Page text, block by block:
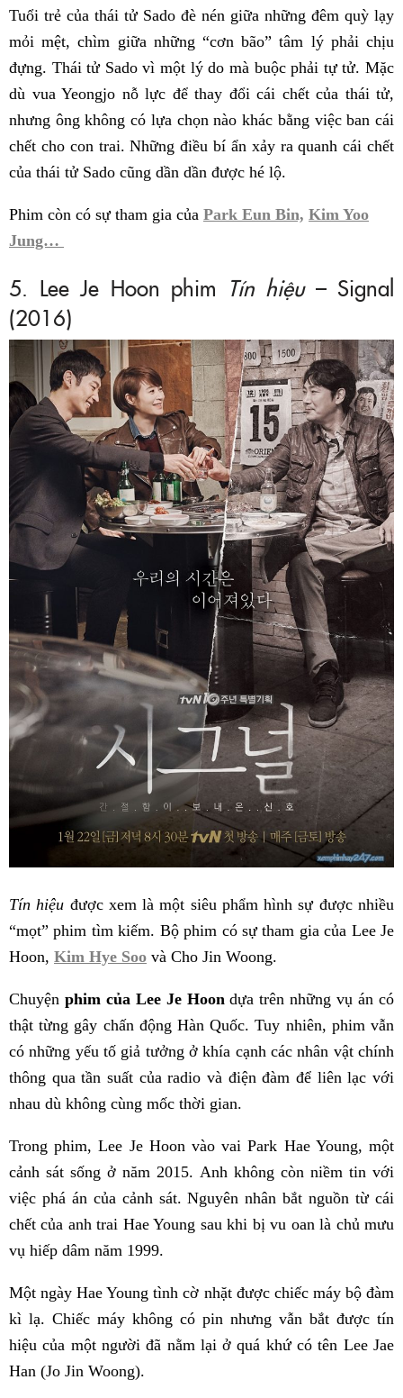
Tuổi trẻ của thái tử Sado đè nén giữa những đêm quỳ lạy
mỏi mệt, chìm giữa những “cơn bão” tâm lý phải chịu
đựng. Thái tử Sado vì một lý do mà buộc phải tự tử. Mặc
dù vua Yeongjo nỗ lực để thay đổi cái chết của thái tử,
nhưng ông không có lựa chọn nào khác bằng việc ban cái
chết cho con trai. Những điều bí ẩn xảy ra quanh cái chết
của thái tử Sado cũng dần dần được hé lộ.
Phim còn có sự tham gia của Park Eun Bin, Kim Yoo
Jung…
5. Lee Je Hoon phim Tín hiệu– Signal
(2016)
Tín hiệu được xem là một siêu phẩm hình sự được nhiều
“mọt” phim tìm kiếm. Bộ phim có sự tham gia của Lee Je
Hoon, Kim Hye Soo và Cho Jin Woong.
Chuyện phim của Lee Je Hoondựa trên những vụ án có
thật từng gây chấn động Hàn Quốc. Tuy nhiên, phim vẫn
có những yếu tố giả tưởng ở khía cạnh các nhân vật chính
thông qua tần suất của radio và điện đàm để liên lạc với
nhau dù không cùng mốc thời gian.
Trong phim, Lee Je Hoon vào vai Park Hae Young, một
cảnh sát sống ở năm 2015. Anh không còn niềm tin với
việc phá án của cảnh sát. Nguyên nhân bắt nguồn từ cái
chết của anh trai Hae Young sau khi bị vu oan là chủ mưu
vụ hiếp dâm năm 1999.
Một ngày Hae Young tình cờ nhặt được chiếc máy bộ đàm
kì lạ. Chiếc máy không có pin nhưng vẫn bắt được tín
hiệu của một người đã nằm lại ở quá khứ có tên Lee Jae
Han (Jo Jin Woong).